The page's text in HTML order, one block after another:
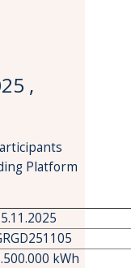
,
Platform
kWh